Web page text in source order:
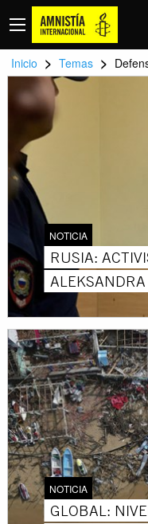
Inicio > Temas >
NOTICIA
RUSIA:
NOTICIA
GLOBAL: